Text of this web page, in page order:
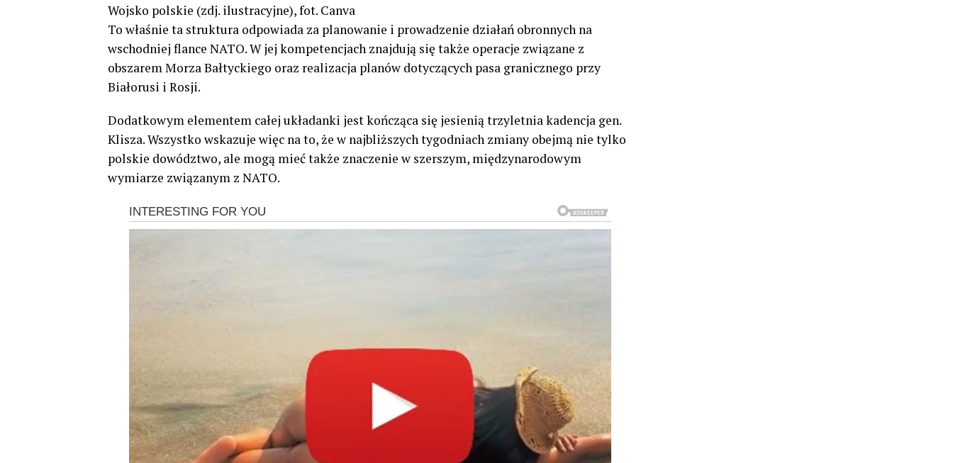
Wojsko polskie (zdj. ilustracyjne), fot. Canva
To właśnie ta struktura odpowiada za planowanie i prowadzenie działań obronnych na
wschodniej flance NATO. W jej kompetencjach znajdują się także operacje związane z
obszarem Morza Bałtyckiego oraz realizacja planów dotyczących pasa granicznego przy
Białorusi i Rosji.
Dodatkowym elementem całej układanki jest kończąca się jesienią trzyletnia kadencja gen.
Klisza. Wszystko wskazuje więc na to, że w najbliższych tygodniach zmiany obejmą nie tylko
polskie dowództwo, ale mogą mieć także znaczenie w szerszym, międzynarodowym
wymiarze związanym z NATO.